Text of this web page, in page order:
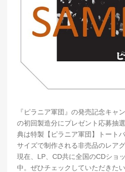
『ピラニア軍団』の発売記念キャ
の初回製造分にプレゼント応募抽
典は特製【ピラニア軍団】トート
サイズで制作される非売品のレア
現在、LP、CD共に全国のCDショ
中。ぜひチェックしていただきたい